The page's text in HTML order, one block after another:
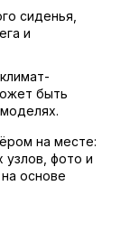
сиденья,
и
быть
на месте:
узлов, фото и
основе